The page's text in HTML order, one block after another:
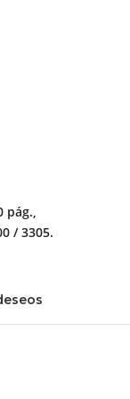
pág.,
/ 3305.